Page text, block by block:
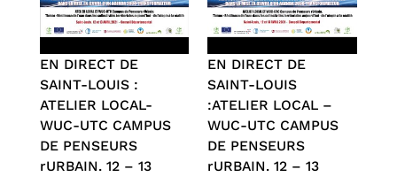
EN DIRECT DE
SAINT-LOUIS :
ATELIER LOCAL-
WUC-UTC CAMPUS
DE PENSEURS
rURBAIN. 12 – 13
EN DIRECT DE
SAINT-LOUIS
:ATELIER LOCAL –
WUC-UTC CAMPUS
DE PENSEURS
rURBAIN. 12 – 13